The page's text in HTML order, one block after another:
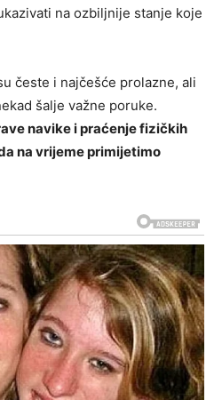
na ozbiljnije stanje koje
česte i najčešće prolazne, ali
šalje važne poruke.
navike i praćenje fizičkih
na vrijeme primijetimo